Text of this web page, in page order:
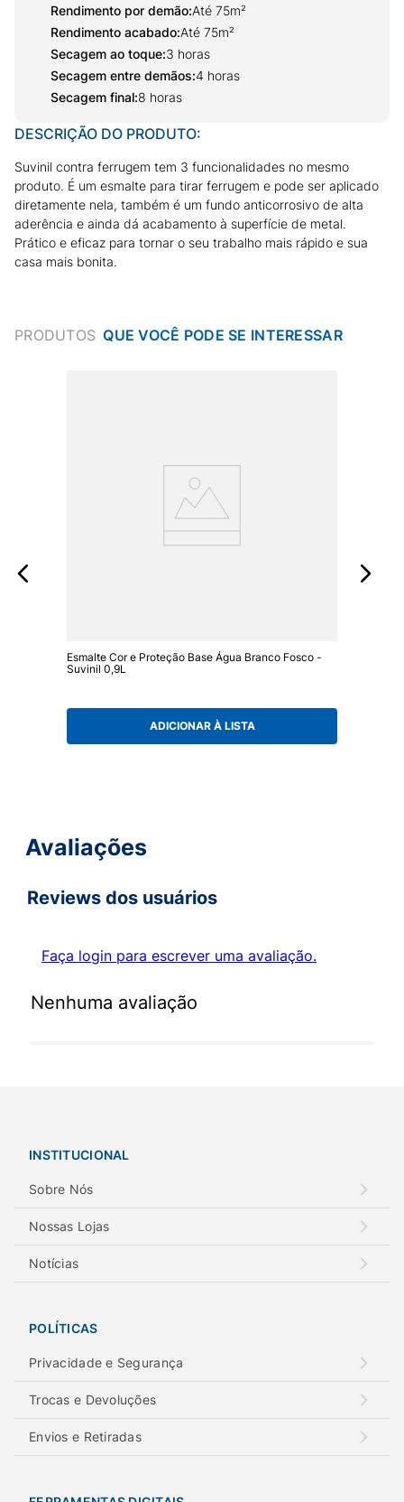
Rendimento por demão:Até 75m²
Rendimento acabado:Até 75m²
Secagem ao toque:3 horas
Secagem entre demãos:4 horas
Secagem final:8 horas
DESCRIÇÃO DO PRODUTO:
Suvinil contra ferrugem tem 3 funcionalidades no mesmo
produto. É um esmalte para tirar ferrugem e pode ser aplicado
diretamente nela, também é um fundo anticorrosivo de alta
aderência e ainda dá acabamento à superfície de metal.
Prático e eficaz para tornar o seu trabalho mais rápido e sua
casa mais bonita.
PRODUTOS
Esmalte Cor e Proteção Base Água Branco Fosco -
Suvinil 0,9L
ADICIONAR À LISTA
Avaliações
Reviews dos usuários
Faça login para escrever uma avaliação.
Nenhuma avaliação
INSTITUCIONAL
Sobre Nós
Nossas Lojas
Notícias
POLÍTICAS
Privacidade e Segurança
Trocas e Devoluções
Envios e Retiradas